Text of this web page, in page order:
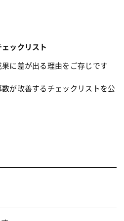
ックリスト
に差が出る理由をご存じです
が改善するチェックリストを公